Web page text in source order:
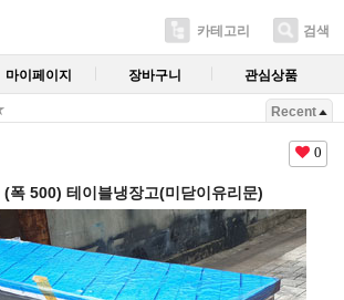
카테고리 검색
마이페이지 장바구니 관심상품
Recent
0
폭 500) 테이블냉장고(미닫이유리문)